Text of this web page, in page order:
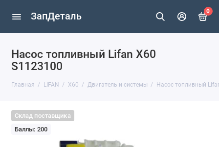
ЗапДеталь 0
Насос топливный Lifan X60
S1123100
Главная LIFAN X60 Двигатель и системы Насос топливный
Склад поставщика
Баллы: 200